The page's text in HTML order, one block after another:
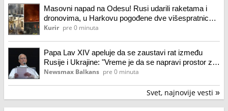
Masovni napad na Odesu! Rusi udarili raketama i
dronovima, u Harkovu pogođene dve višespratnice
Troje mrtvih i na desetine povređenih, među njima i
Kurir pre 0 minuta
Papa Lav XIV apeluje da se zaustavi rat između
Rusije i Ukrajine: "Vreme je da se napravi prostor za
diplomatiju"
Newsmax Balkans pre 0 minuta
Svet, najnovije vesti »